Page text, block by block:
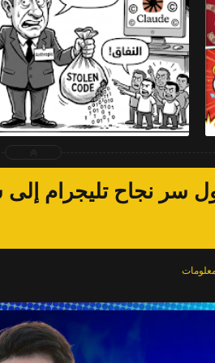
2026-04-03
Muhammed Ahmed
سر نجاح تليجرام